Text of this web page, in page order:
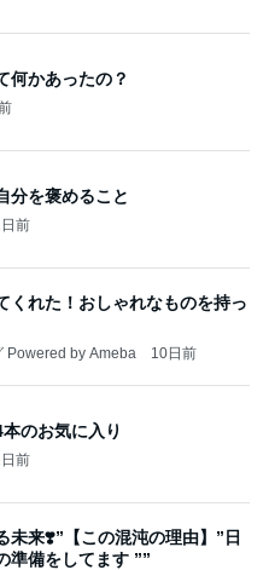
何かあったの？
分を褒めること
前
くれた！おしゃれなものを持っ
Powered by Ameba 10日前
のお気に入り
前
未来❣️”【この混沌の理由】”⽇
準備をしてます ””